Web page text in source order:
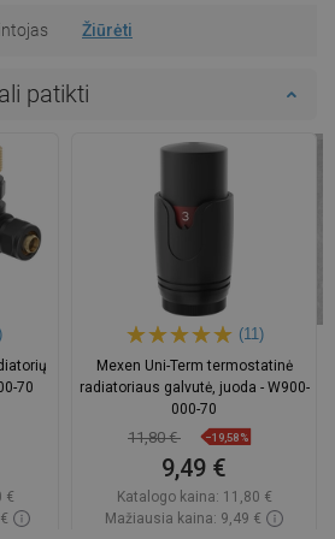
Žiūrėti
patikti
70
€
(11)
Mexen Uni-Term termostatinė
radiatoriaus galvutė, juoda - W900-
000-70
11,80 € −19,58%
9,49 €
Katalogo kaina: 11,80 €
Mažiausia kaina: 9,49 €